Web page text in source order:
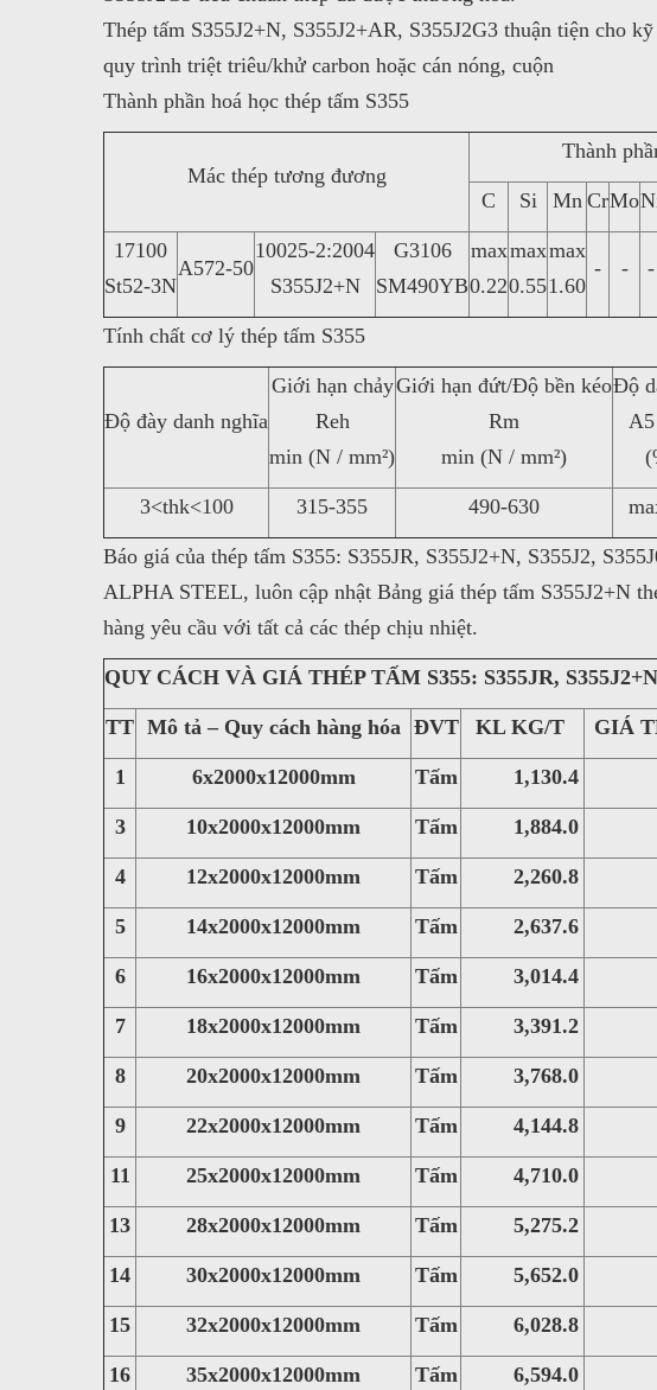
Thép tấm S355J2+N, S355J2+AR, S355J2G3 thuận tiện cho
quy trình triệt triêu/khử carbon hoặc cán nóng, cuộn
Thành phần hoá học thép tấm S355
Mác thép tương đương
Thành
C
Si Mn CrMo
17100
St52-3N
A572-50
10025-2:2004
S355J2+N
G3106
SM490YB
max
0.22
max
0.55
max
1.60
- - -
Tính chất cơ lý thép tấm S355
Độ đày danh nghĩa
Giới hạn chảy
Reh
min (N / mm²)
Giới hạn đứt/Độ bền kéo
Rm
min (N / mm²)
Độ
3<thk<100 315-355 490-630
Báo giá của thép tấm S355: S355JR, S355J2+N, S355J2,
ALPHA STEEL, luôn cập nhật Bảng giá thép tấm S355J2+N
hàng yêu cầu với tất cả các thép chịu nhiệt.
QUY CÁCH VÀ GIÁ THÉP TẤM S355: S355JR,
TT Mô tả – Quy cách hàng hóa ĐVT KL KG/T GIÁ
1 6x2000x12000mm Tấm 1,130.4
3 10x2000x12000mm Tấm 1,884.0
4 12x2000x12000mm Tấm 2,260.8
5 14x2000x12000mm Tấm 2,637.6
6 16x2000x12000mm Tấm 3,014.4
7 18x2000x12000mm Tấm 3,391.2
8 20x2000x12000mm Tấm 3,768.0
9
22x2000x12000mm Tấm 4,144.8
11
25x2000x12000mm Tấm 4,710.0
13
28x2000x12000mm Tấm 5,275.2
14
30x2000x12000mm Tấm 5,652.0
15
32x2000x12000mm Tấm 6,028.8
16
35x2000x12000mm Tấm 6,594.0